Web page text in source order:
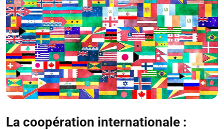
La coopération internationale :